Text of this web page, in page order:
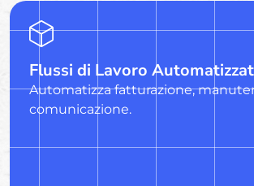
Flussi di Lavoro
Automatizza fatturazione,
comunicazione.